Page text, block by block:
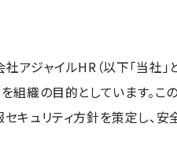
アジャイルHR（以下「当社
組織の目的としています。
セキュリティ方針を策定し、